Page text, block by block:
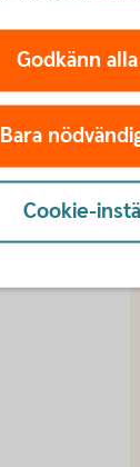
Godkänn
Bara
Cookie-